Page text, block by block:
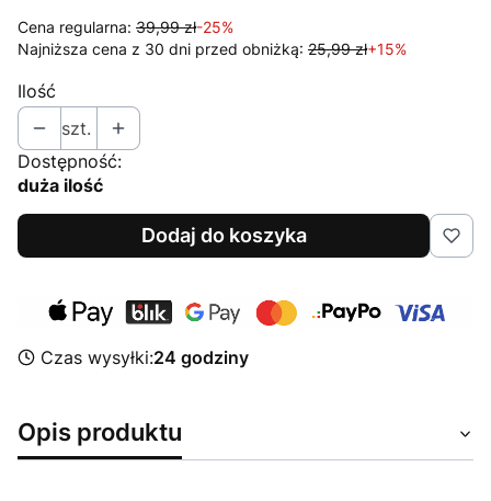
Cena regularna: 39,99 zł-25%
Najniższa cena z 30 dni przed obniżką: 25,99 zł+15%
Ilość
szt.
Dostępność:
duża ilość
Dodaj do koszyka
Czas wysyłki:24 godziny
Opis produktu